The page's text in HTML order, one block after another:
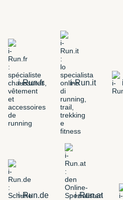
i-Run.fr i-Run.it
i-Run.de i-Run.at